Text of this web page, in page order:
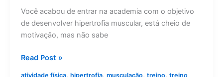
Você acabou de entrar na academia com o objetivo
de desenvolver hipertrofia muscular, está cheio de
motivação, mas não sabe
Read Post »
atividade física, hipertrofia, musculação, treino, treino